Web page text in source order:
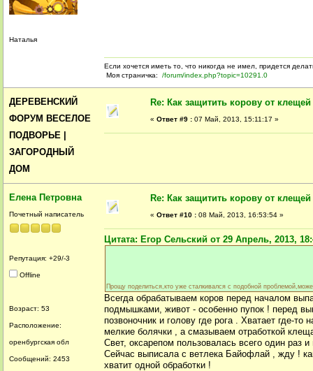
Наталья
Если хочется иметь то, что никогда не имел, придется
Моя страничка: /forum/index.php?topic=10291.0
ДЕРЕВЕНСКИЙ
ФОРУМ ВЕСЕЛОЕ
ПОДВОРЬЕ |
ЗАГОРОДНЫЙ
ДОМ
Re: Как защитить корову от клещей
« Ответ #9 : 07 Май, 2013, 15:11:17 »
Елена Петровна
Почетный написатель
Репутация: +29/-3
Offline
Возраст: 53
Расположение:
оренбургская обл
Сообщений: 2453
Re: Как защитить корову от клещей
« Ответ #10 : 08 Май, 2013, 16:53:54 »
Цитата: Егор Сельский от 29 Апрель, 2013,
Прощу поделиться,кто уже сталкивался с подобной
Всегда обрабатываем коров перед началом
подмышками, живот - особенно пупок ! перед
позвоночник и голову где рога . Хватает где-
мелкие болячки , а смазываем отработкой
Свет, оксарепом пользовалась всего один раз
Сейчас выписала с ветлека Байофлай , жду !
хватит одной обработки !